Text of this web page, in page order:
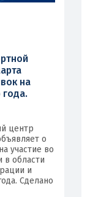
на
года.
центр
о
участие во
в области
и
Сделано